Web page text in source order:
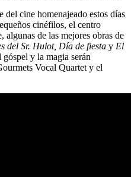
del cine homenajeado estos días
cinéfilos, el centro
de las mejores obras de
del Sr. Hulot, Día de fiesta y El
y la magia serán
Vocal Quartet y el